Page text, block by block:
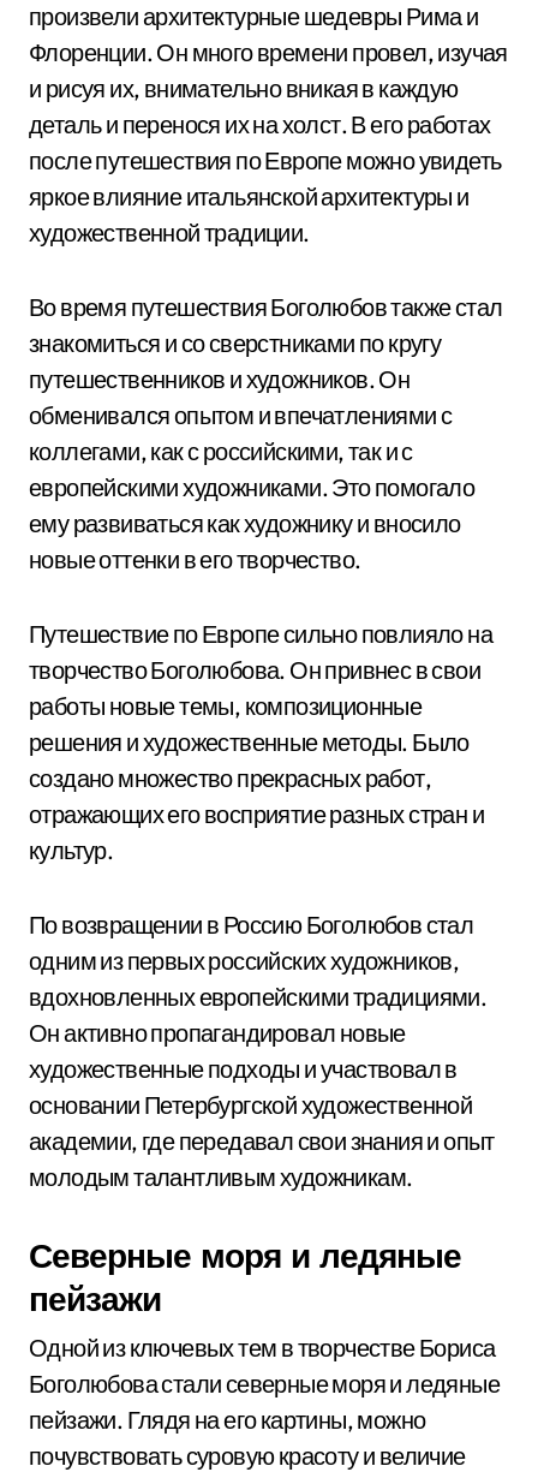
произвели архитектурные шедевры Рима и
Флоренции. Он много времени провел, изучая
и рисуя их, внимательно вникая в каждую
деталь и перенося их на холст. В его работах
после путешествия по Европе можно увидеть
яркое влияние итальянской архитектуры и
художественной традиции.
Во время путешествия Боголюбов также стал
знакомиться и со сверстниками по кругу
путешественников и художников. Он
обменивался опытом и впечатлениями с
коллегами, как с российскими, так и с
европейскими художниками. Это помогало
ему развиваться как художнику и вносило
новые оттенки в его творчество.
Путешествие по Европе сильно повлияло на
творчество Боголюбова. Он привнес в свои
работы новые темы, композиционные
решения и художественные методы. Было
создано множество прекрасных работ,
отражающих его восприятие разных стран и
культур.
По возвращении в Россию Боголюбов стал
одним из первых российских художников,
вдохновленных европейскими традициями.
Он активно пропагандировал новые
художественные подходы и участвовал в
основании Петербургской художественной
академии, где передавал свои знания и опыт
молодым талантливым художникам.
Северные моря и ледяные
пейзажи
Одной из ключевых тем в творчестве Бориса
Боголюбова стали северные моря и ледяные
пейзажи. Глядя на его картины, можно
почувствовать суровую красоту и величие